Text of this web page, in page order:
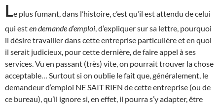
Le plus fumant, dans l’histoire, c’est qu’il est attendu de celui
qui esten demande d’emploi , d’expliquer sur sa lettre, pourquoi
il désire travailler dans cette entreprise particulière et en quoi
il serait judicieux, pour cette dernière, de faire appel à ses
services. Vu en passant (très) vite, on pourrait trouver la chose
acceptable… Surtout si on oublie le fait que, généralement, le
demandeur d’emploi NE SAIT RIEN de cette entreprise (ou de
ce bureau), qu’il ignore si, en effet, il pourra s’y adapter, être